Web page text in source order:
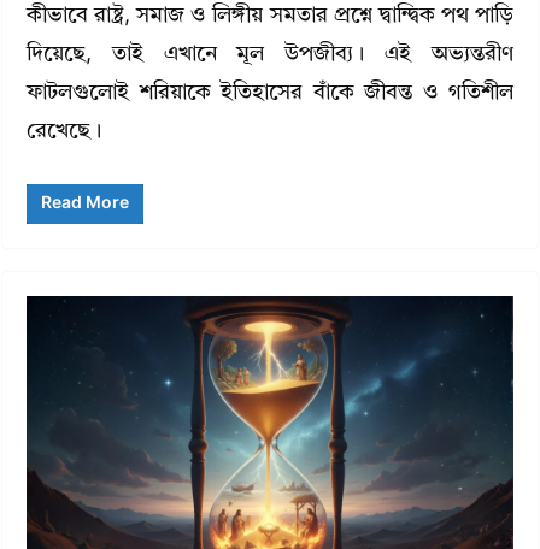
কীভাবে রাষ্ট্র, সমাজ ও লিঙ্গীয় সমতার প্রশ্নে দ্বান্দ্বিক পথ পাড়ি
দিয়েছে, তাই এখানে মূল উপজীব্য। এই অভ্যন্তরীণ
ফাটলগুলোই শরিয়াকে ইতিহাসের বাঁকে জীবন্ত ও গতিশীল
রেখেছে।
Read More